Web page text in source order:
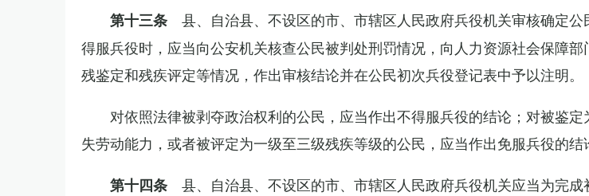
第十三条 县、自治县、不设区的市、市辖区人民政府兵役机关审核确定
得服兵役时，应当向公安机关核查公民被判处刑罚情况，向人力资源社会保障
残鉴定和残疾评定等情况，作出审核结论并在公民初次兵役登记表中予以注明。
对依照法律被剥夺政治权利的公民，应当作出不得服兵役的结论；对被鉴
失劳动能力，或者被评定为一级至三级残疾等级的公民，应当作出免服兵役的结
第十四条 县、自治县、不设区的市、市辖区人民政府兵役机关应当为完